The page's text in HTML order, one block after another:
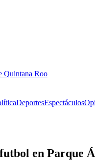
Quintana Roo
DeportesEspectáculos
en Parque